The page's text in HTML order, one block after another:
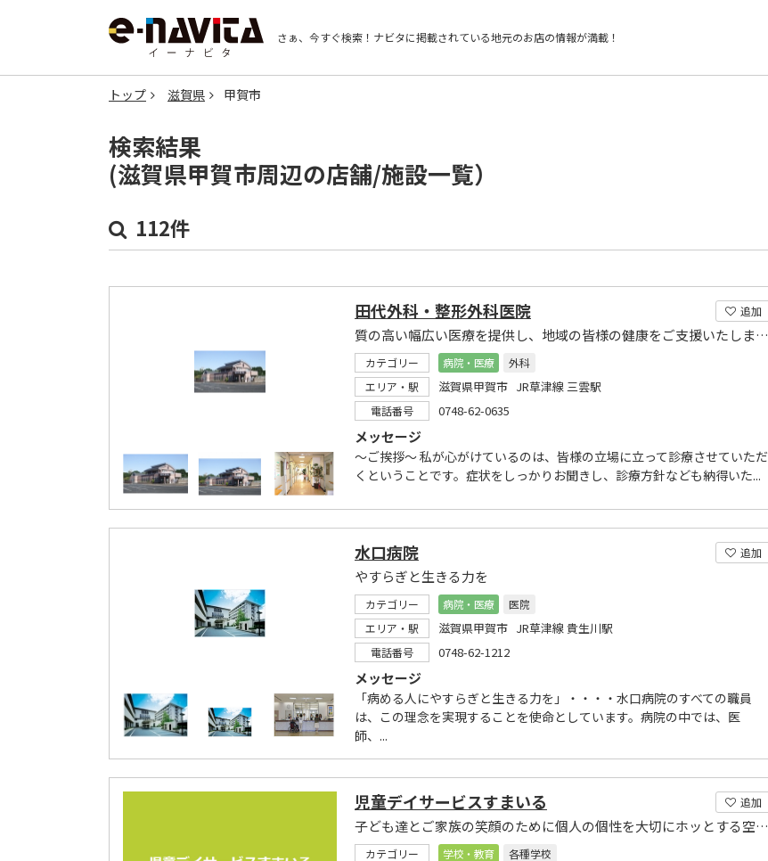
さぁ、今すぐ検索！ ナビタに掲載されている地元のお店の情報が満載！
トップ 滋賀県 甲賀市
検索結果
(滋賀県甲賀市周辺の店舗/施設一覧）
112件
追加
田代外科・整形外科医院
質の高い幅広い医療を提供し、地域の皆様の健康をご支援いたします。
カテゴリー 病院・医療
外科
エリア・駅
滋賀県甲賀市 JR草津線 三雲駅
電話番号 0748-62-0635
メッセージ
～ご挨拶～ 私が心がけているのは、皆様の立場に立って診療させていただ
くということです。症状をしっかりお聞きし、診療方針なども納得いた...
追加
水口病院
やすらぎと生きる力を
カテゴリー 病院・医療
医院
エリア・駅
滋賀県甲賀市 JR草津線 貴生川駅
電話番号 0748-62-1212
メッセージ
「病める人にやすらぎと生きる力を」・・・・水口病院のすべての職員
は、この理念を実現することを使命としています。病院の中では、医
師、...
追加
児童デイサービスすまいる
子ども達とご家族の笑顔のために個人の個性を大切にホッとする空間をご提供
カテゴリー 学校・教育
各種学校